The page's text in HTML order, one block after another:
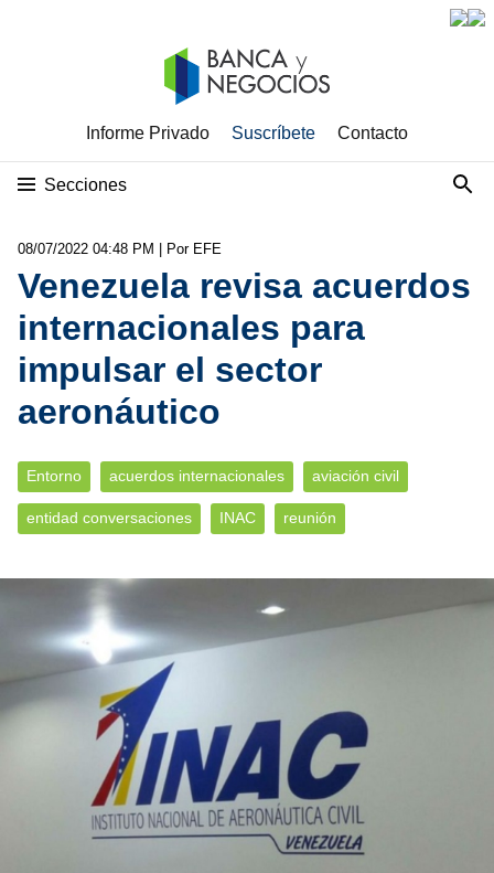
Informe Privado Suscríbete Contacto
Secciones
08/07/2022 04:48 PM | Por EFE
Venezuela revisa acuerdos
internacionales para
impulsar el sector
aeronáutico
Entorno acuerdos internacionales aviación civil
entidad conversaciones INAC reunión